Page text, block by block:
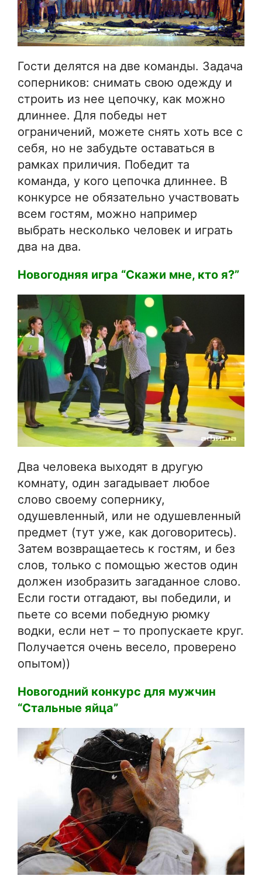
Гости делятся на две команды. Задача
соперников: снимать свою одежду и
строить из нее цепочку, как можно
длиннее. Для победы нет
ограничений, можете снять хоть все с
себя, но не забудьте оставаться в
рамках приличия. Победит та
команда, у кого цепочка длиннее. В
конкурсе не обязательно участвовать
всем гостям, можно например
выбрать несколько человек и играть
два на два.
Новогодняя игра “Скажи мне, кто я?”
Два человека выходят в другую
комнату, один загадывает любое
слово своему сопернику,
одушевленный, или не одушевленный
предмет (тут уже, как договоритесь).
Затем возвращаетесь к гостям, и без
слов, только с помощью жестов один
должен изобразить загаданное слово.
Если гости отгадают, вы победили, и
пьете со всеми победную рюмку
водки, если нет – то пропускаете круг.
Получается очень весело, проверено
опытом))
Новогодний конкурс для мужчин
“Стальные яйца”